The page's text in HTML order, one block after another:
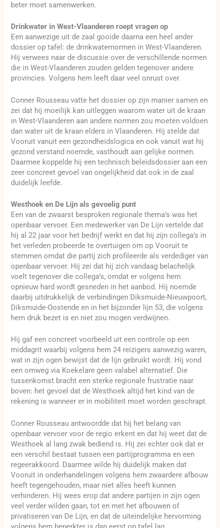
beter moet samenwerken.
Drinkwater in West-Vlaanderen roept vragen op
Een aanwezige uit de zaal gooide daarna een heel ander
dossier op tafel: de drinkwaternormen in West-Vlaanderen.
Hij verwees naar de discussie over de verschillende normen
die in West-Vlaanderen zouden gelden tegenover andere
provincies. Volgens hem leeft daar veel onrust over.
Conner Rousseau vatte het dossier op zijn manier samen en
zei dat hij moeilijk kan uitleggen waarom water uit de kraan
in West-Vlaanderen aan andere normen zou moeten voldoen
dan water uit de kraan elders in Vlaanderen. Hij stelde dat
Vooruit vanuit een gezondheidslogica en ook vanuit wat hij
gezond verstand noemde, vasthoudt aan gelijke normen.
Daarmee koppelde hij een technisch beleidsdossier aan een
zeer concreet gevoel van ongelijkheid dat ook in de zaal
duidelijk leefde.
Westhoek en De Lijn als gevoelig punt
Een van de zwaarst besproken regionale thema’s was het
openbaar vervoer. Een medewerker van De Lijn vertelde dat
hij al 22 jaar voor het bedrijf werkt en dat hij zijn collega’s in
het verleden probeerde te overtuigen om op Vooruit te
stemmen omdat die partij zich profileerde als verdediger van
openbaar vervoer. Hij zei dat hij zich vandaag belachelijk
voelt tegenover die collega’s, omdat er volgens hem
opnieuw hard wordt gesneden in het aanbod. Hij noemde
daarbij uitdrukkelijk de verbindingen Diksmuide-Nieuwpoort,
Diksmuide-Oostende en in het bijzonder lijn 53, die volgens
hem druk bezet is en niet zou mogen verdwijnen.
Hij gaf een concreet voorbeeld uit een controle op een
middagrit waarbij volgens hem 24 reizigers aanwezig waren,
wat in zijn ogen bewijst dat de lijn gebruikt wordt. Hij vond
een omweg via Koekelare geen valabel alternatief. Die
tussenkomst bracht een sterke regionale frustratie naar
boven: het gevoel dat de Westhoek altijd het kind van de
rekening is wanneer er in mobiliteit moet worden geschrapt.
Conner Rousseau antwoordde dat hij het belang van
openbaar vervoer voor de regio erkent en dat hij weet dat de
Westhoek al lang zwak bediend is. Hij zei echter ook dat er
een verschil bestaat tussen een partijprogramma en een
regeerakkoord. Daarmee wilde hij duidelijk maken dat
Vooruit in onderhandelingen volgens hem zwaardere afbouw
heeft tegengehouden, maar niet alles heeft kunnen
verhinderen. Hij wees erop dat andere partijen in zijn ogen
veel verder wilden gaan, tot en met het afbouwen of
privatiseren van De Lijn, en dat de uiteindelijke hervorming